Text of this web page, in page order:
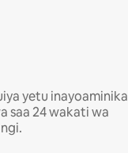
yetu inayoaminika
saa 24 wakati wa